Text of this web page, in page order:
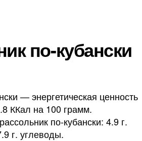
по-кубански
— энергетическая ценность
ККал на 100 грамм.
по-кубански: 4.9 г.
г. углеводы.